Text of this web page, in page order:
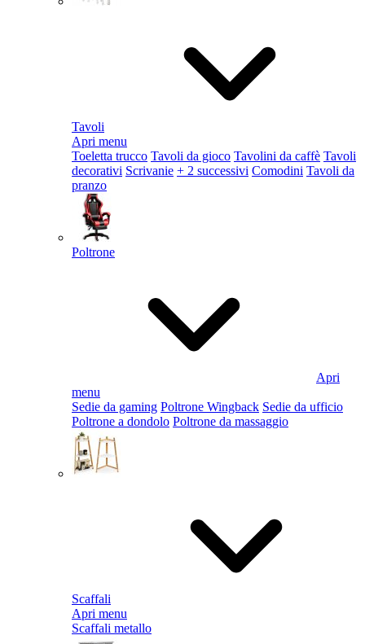
Tavoli
Apri menu
Toeletta trucco Tavoli da gioco Tavolini da caffè Tavoli
decorativi Scrivanie + 2 successivi Comodini Tavoli da
pranzo
Poltrone
Apri
menu
Sedie da gaming Poltrone Wingback Sedie da ufficio
Poltrone a dondolo Poltrone da massaggio
Scaffali
Apri menu
Scaffali metallo